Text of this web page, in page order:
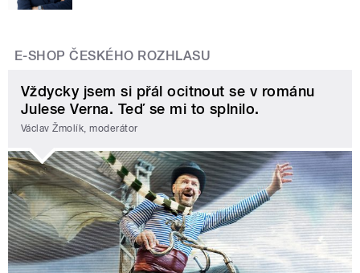
E-SHOP ČESKÉHO ROZHLASU
Vždycky jsem si přál ocitnout se v románu
Julese Verna. Teď se mi to splnilo.
Václav Žmolík, moderátor